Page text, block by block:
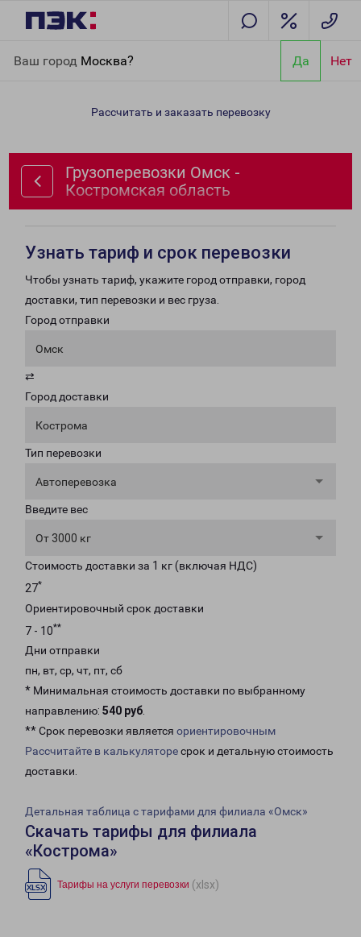
Ваш город Москва? Да Нет
область
Рассчитать и заказать перевозку
Грузоперевозки Омск -
Костромская область
Узнать тариф и срок перевозки
Чтобы узнать тариф, укажите город отправки, город
доставки, тип перевозки и вес груза.
Город отправки
Омск
⇄
Город доставки
Кострома
Тип перевозки
Автоперевозка
Введите вес
От 3000 кг
Стоимость доставки за 1 кг (включая НДС)
27*
Ориентировочный срок доставки
7 - 10**
Дни отправки
пн, вт, ср, чт, пт, сб
* Минимальная стоимость доставки по выбранному
направлению: 540 руб.
** Срок перевозки является ориентировочным
Рассчитайте в калькуляторесрок и детальную стоимость
доставки.
Детальная таблица с тарифами для филиала «Омск»
Скачать тарифы для филиала
«Кострома»
Тарифы на услуги перевозки (xlsx)